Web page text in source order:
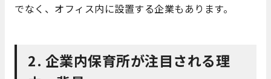
でなく、オフィス内に設置する企業もあります。
2. 企業内保育所が注目される理